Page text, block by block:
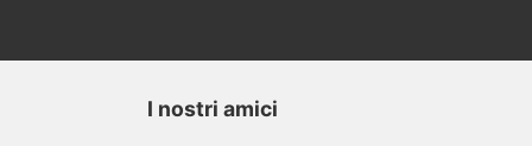
I nostri amici